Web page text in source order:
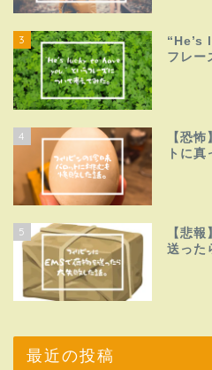
3
“He’s
フレー
4
【恐
トに真
5
【悲
送った
最近の投稿